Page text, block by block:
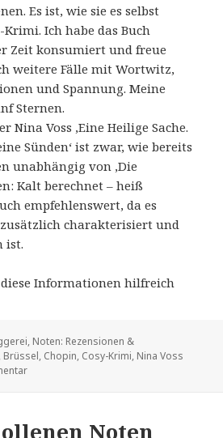
Es ist, wie sie es selbst
Ich habe das Buch
Zeit konsumiert und freue
weitere Fälle mit Wortwitz,
und Spannung. Meine
Sternen.
Nina Voss ‚Eine Heilige Sache.
Sünden‘ ist zwar, wie bereits
unabhängig von ‚Die
Kalt berechnet – heiß
empfehlenswert, da es
charakterisiert und
ist.
diese Informationen hilfreich
, Noten: Rezensionen &
, Brüssel, Chopin, Cosy-Krimi, Nina Voss
zu Nina Voss 3D – der zweite Roman von
Noten